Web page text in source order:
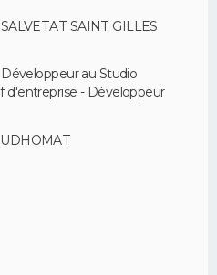
SAINT GILLES
au Studio
d'entreprise - Développeur